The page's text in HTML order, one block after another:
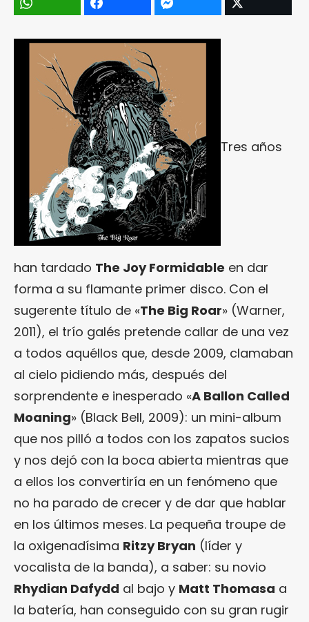
Tres años
han tardado The Joy Formidable en dar
forma a su flamante primer disco. Con el
sugerente título de «The Big Roar» (Warner,
2011), el trío galés pretende callar de una vez
a todos aquéllos que, desde 2009, clamaban
al cielo pidiendo más, después del
sorprendente e inesperado «A Ballon Called
Moaning» (Black Bell, 2009): un mini-album
que nos pilló a todos con los zapatos sucios
y nos dejó con la boca abierta mientras que
a ellos los convertiría en un fenómeno que
no ha parado de crecer y de dar que hablar
en los últimos meses. La pequeña troupe de
la oxigenadísima Ritzy Bryan (líder y
vocalista de la banda), a saber: su novio
Rhydian Dafydd al bajo y Matt Thomasa a
la batería, han conseguido con su gran rugir